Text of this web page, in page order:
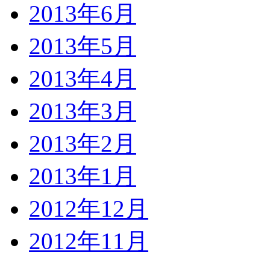
2013年6月
2013年5月
2013年4月
2013年3月
2013年2月
2013年1月
2012年12月
2012年11月